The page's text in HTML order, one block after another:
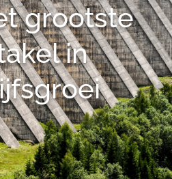
grootste
in